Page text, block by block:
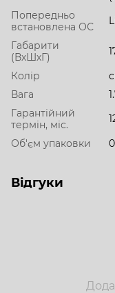
Попередньо
встановлена ОС
Габарити
(ВхШхГ)
Колір
Вага
Гарантійний
термін, міс.
Об'єм упаковки
Відгуки